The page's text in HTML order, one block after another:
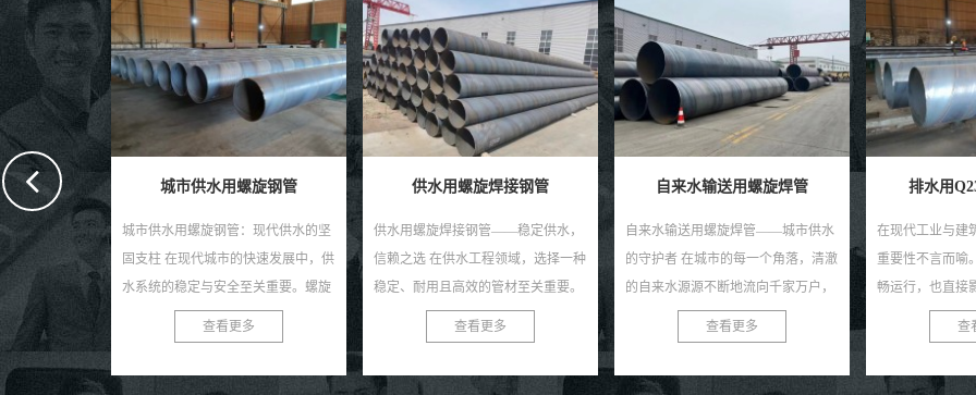
钢管
代供水的坚
发展中，供
重要。螺旋
道材料，正
供水用螺旋焊接钢管
供水用螺旋焊接钢管——稳定供水，
信赖之选 在供水工程领域，选择一种
稳定、耐用且高效的管材至关重要。
供水用螺旋焊接钢管，以其独特的优
势，成为现代供水系统...
查看更多
自来水输送用螺旋焊管
自来水输送用螺旋焊管——城市供水
的守护者 在城市的每一个角落，清澈
的自来水源源不断地流向千家万户，
这背后离不开一个默默付出的守护者
——自来水输送用螺旋焊...
查看更多
排水用Q235B螺旋钢管
在现代工业与建筑领域，排水系统的
重要性不言而喻。它关乎着工程的顺
畅运行，也直接影响着环境的质量与
安全。在众多排水管材中，Q235B螺
旋钢管以其独特的优势，...
查看更多
预制直埋
预制直埋聚氨酯
高效节能的管道
筑、化工、石油
得到了广泛应
良好的保温性能
查